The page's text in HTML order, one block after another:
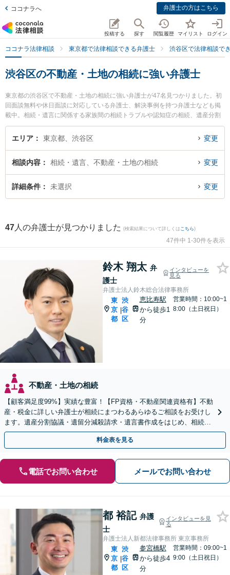
ココナラへ 弁護士の方はこちら
投稿する 探す 閲覧履歴 マイリスト ログイン
ココナラ法律相談 東京都で法律相談できる弁護士 渋谷区で法律相談で
渋谷区の不動産・土地の相続に強い弁護士
東京都の渋谷区で不動産・土地の相続に強い弁護士が47名見つかりました。初
回面談無料や休日面談に対応している弁護士、解決事例を持つ弁護士なども掲
載中。相続・遺言に関係する家族間の相続トラブルや認知症の相続、遺産分割
等の細かな分野での絞り込み検索もでき便利です。特に弁護士法人鈴木総合法
律事務所の鈴木 翔太弁護士や弁護士法人新都法律事務所 東京事務所の都 裕記
の相続のトラブルを今すぐに弁護士に相談したい』『不動産・土地の相続のト
ラブル解決の実績豊富な近くの弁護士を検索したい』『初回相談無料で不動
産・土地の相続を法律相談できる渋谷区内の弁護士に相談予約したい』などで
エリア 東京都、渋谷区 変更
相談内容 相続・遺言、不動産・土地の相続 変更
詳細条件 未選択 変更
47 人の弁護士が見つかりました (検索結果について詳しくは こちら)
47件中 1-30件を表示
鈴木 翔太 弁
護士
インタビューを
見る
弁護士法人鈴木総合法律事務所
東
京
都
|
渋
谷
区
恵比寿駅
から徒歩1
分
営業時間：10:00~1
8:00（土日祝日）
不動産・土地の相続
【顧客満足度99%】実績な豊富！【FP資格・不動産関連資格有】不動
産・税金に詳しい弁護士が相続にまつわるあらゆるご相談をお受けし
ます。遺産分割協議・遺留分減殺請求・遺言書作成をはじめ、相続で
すでに揉めている方はどうぞご相談ください。
料金表を見る
電話でお問い合わせ メールでお問い合わせ
都 裕記 弁護
士
インタビューを見
る
弁護士法人新都法律事務所 東京事務所
東
京
都
|
渋
谷
区
参宮橋駅
から徒歩4
分
営業時間：09:00~1
9:00（土日祝日）